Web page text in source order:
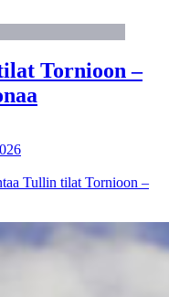
Tornioon –
Tullin tilat Tornioon –